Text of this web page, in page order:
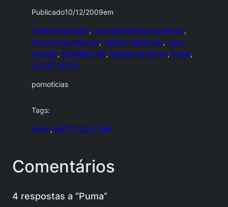
Publicado10/12/2009em
"Paixão nacional", A se desmanchar no tempo
Antigos mas eternos, Antigos Nacionais, Caso
perdido, DESMANCHE, Doador de Peças, Puma
SUCATEADOS
pornoticias
Tags:
Puma, RUSTY OLD CAR
Comentários
4 respostas a “Puma”